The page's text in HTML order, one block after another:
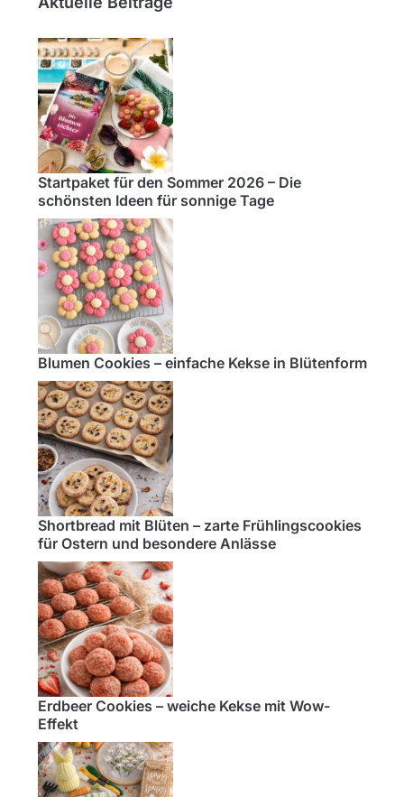
Startpaket für den Sommer 2026 – Die
schönsten Ideen für sonnige Tage
Blumen Cookies – einfache Kekse in Blütenform
Shortbread mit Blüten – zarte Frühlingscookies
für Ostern und besondere Anlässe
Erdbeer Cookies – weiche Kekse mit Wow-
Effekt